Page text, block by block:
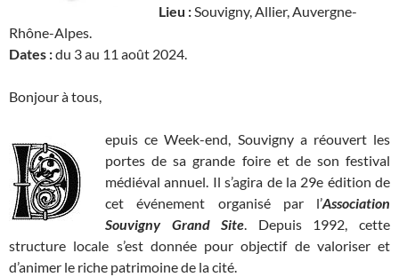
Lieu :Souvigny, Allier, Auvergne-
Rhône-Alpes.
Dates :du 3 au 11 août 2024.
Bonjour à tous,
epuis ce Week-end, Souvigny a réouvert les
portes de sa grande foire et de son festival
médiéval annuel. Il s’agira de la 29e édition de
cet événement organisé par l’Association
Souvigny Grand Site. Depuis 1992, cette
structure locale s’est donnée pour objectif de valoriser et
d’animer le riche patrimoine de la cité.